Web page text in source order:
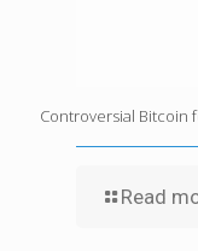
Controversial Bitcoin
Read